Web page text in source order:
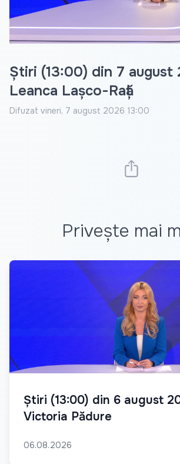
Video
Știri (13:00) din 7 august
Leanca Lașco-Rață
Difuzat vineri, 7 august 2026 13:00
Privește mai
Știri (13:00) din 6 august
Victoria Pădure
06.08.2026